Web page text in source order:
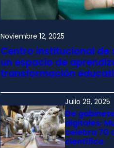
Noviembre 12, 2025
Centro institucional de
un espacio de
transformación
Julio 29, 2025
De
digitales:
celebra 70
científica